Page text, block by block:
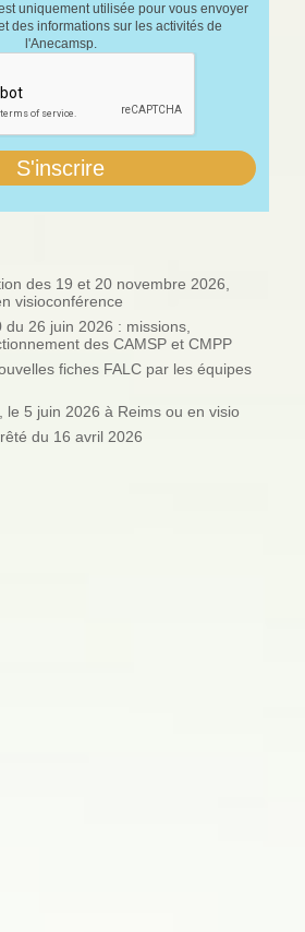
uniquement utilisée pour vous envoyer
des informations sur les activités de
l'Anecamsp.
des 19 et 20 novembre 2026,
visioconférence
du 26 juin 2026 : missions,
des CAMSP et CMPP
fiches FALC par les équipes
le 5 juin 2026 à Reims ou en visio
du 16 avril 2026